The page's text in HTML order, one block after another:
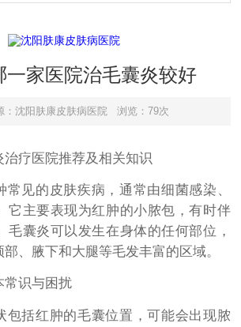
南
一家医院治毛囊炎较好
：沈阳肤康皮肤病医院 浏览：79次
疗医院推荐及相关知识
常见的皮肤疾病，通常由细菌感染、
它主要表现为红肿的小脓包，有时伴
毛囊炎可以发生在身体的任何部位，
、腋下和大腿等毛发丰富的区域。
常识与困扰
包括红肿的毛囊位置，可能会出现脓